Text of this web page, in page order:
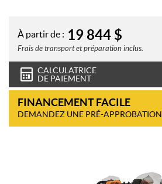
À partir de : 19 844 $
Frais de transport et préparation inclus.
CALCULATRICE
DE PAIEMENT
FINANCEMENT FACILE
DEMANDEZ UNE PRÉ-APPROBATION